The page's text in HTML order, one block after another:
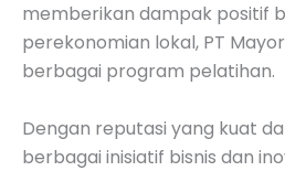
memberikan dampak positif
perekonomian lokal, PT
berbagai program pelatihan.
Dengan reputasi yang kuat
berbagai inisiatif bisnis dan